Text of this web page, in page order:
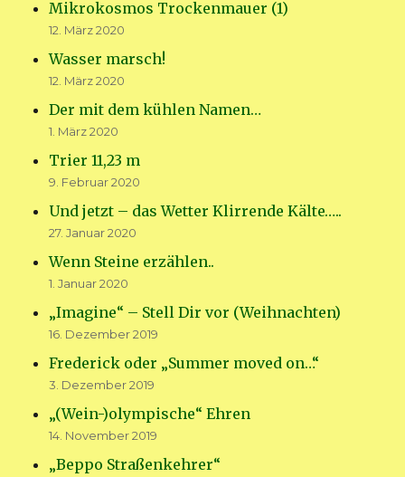
Mikrokosmos Trockenmauer (1)
12. März 2020
Wasser marsch!
12. März 2020
Der mit dem kühlen Namen…
1. März 2020
Trier 11,23 m
9. Februar 2020
Und jetzt – das Wetter Klirrende Kälte…..
27. Januar 2020
Wenn Steine erzählen..
1. Januar 2020
„Imagine“ – Stell Dir vor (Weihnachten)
16. Dezember 2019
Frederick oder „Summer moved on…“
3. Dezember 2019
„(Wein-)olympische“ Ehren
14. November 2019
„Beppo Straßenkehrer“